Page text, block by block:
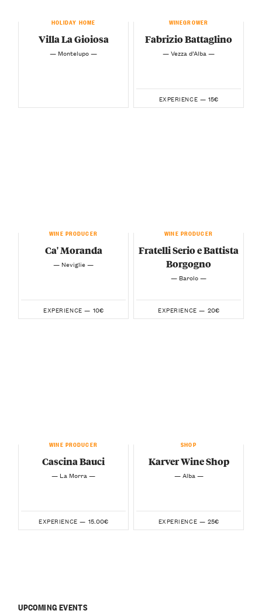
HOLIDAY HOME
Villa La Gioiosa
— Montelupo —
WINEGROWER
Fabrizio Battaglino
— Vezza d’Alba —
EXPERIENCE — 15€
WINE PRODUCER
Ca' Moranda
— Neviglie —
EXPERIENCE — 10€
WINE PRODUCER
Fratelli Serio e Battista
Borgogno
— Barolo —
EXPERIENCE — 20€
WINE PRODUCER
Cascina Bauci
— La Morra —
EXPERIENCE — 15.00€
SHOP
Karver Wine Shop
— Alba —
EXPERIENCE — 25€
UPCOMING EVENTS